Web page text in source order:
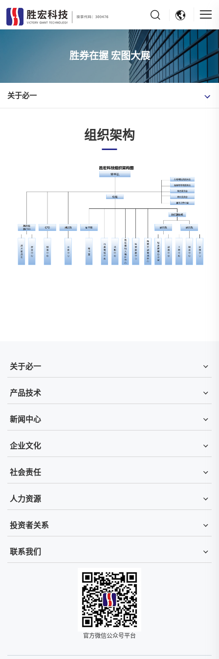
胜券在握 宏图大展
关于必一
组织架构
关于必一
产品技术
新闻中心
企业文化
社会责任
人力资源
投资者关系
联系我们
官方微信公众号平台